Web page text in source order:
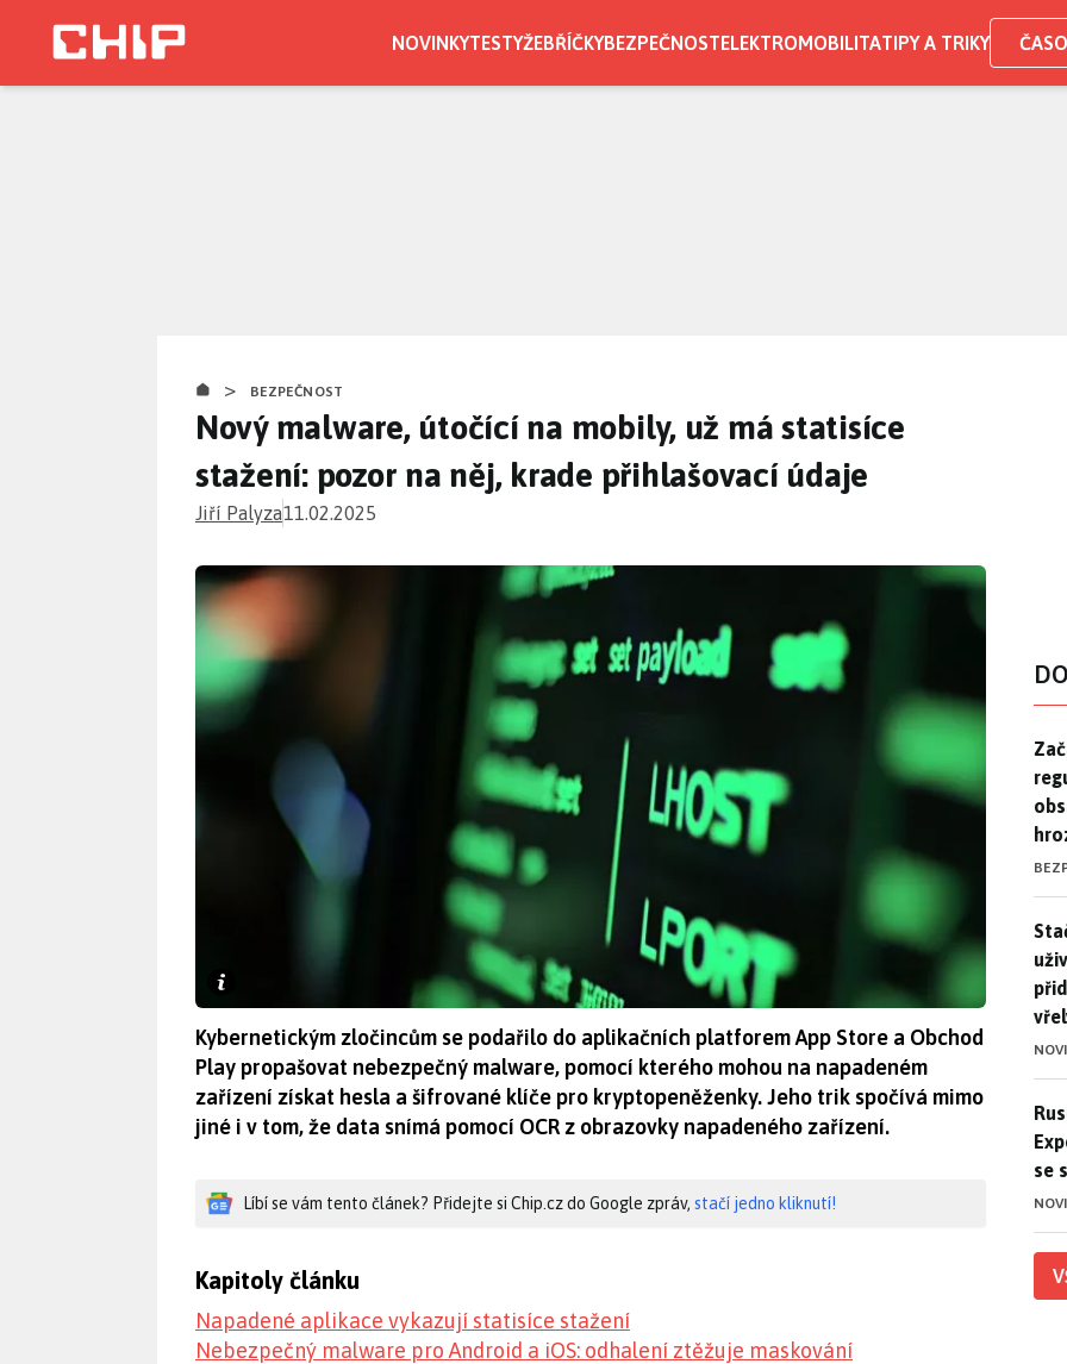
NOVINKYTESTYŽEBŘÍČKYBEZPEČNOSTELEKTROMOBILITATIPY A TRIKY
> BEZPEČNOST
Nový malware, útočící na mobily, už má statisíce
stažení: pozor na něj, krade přihlašovací údaje
Jiří Palyza11.02.2025
Kybernetickým zločincům se podařilo do aplikačních platforem App Store a Obchod
Play propašovat nebezpečný malware, pomocí kterého mohou na napadeném
zařízení získat hesla a šifrované klíče pro kryptopeněženky. Jeho trik spočívá mimo
jiné i v tom, že data snímá pomocí OCR z obrazovky napadeného zařízení.
Líbí se vám tento článek? Přidejte si Chip.cz do Google zpráv, stačí jedno kliknutí!
Kapitoly článku
Napadené aplikace vykazují statisíce stažení
Nebezpečný malware pro Android a iOS: odhalení ztěžuje maskování
se